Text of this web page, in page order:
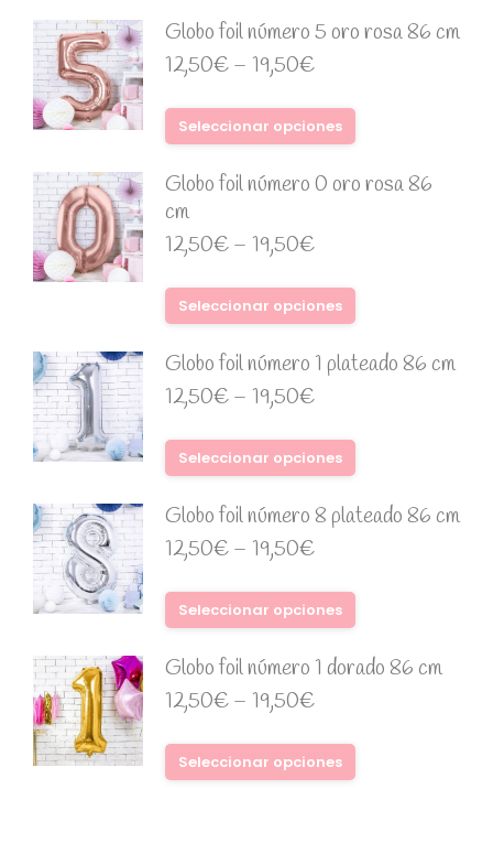
Globo foil número 5 oro rosa 86 cm
12,50€– 19,50€
Seleccionar opciones
Globo foil número 0 oro rosa 86
cm
12,50€– 19,50€
Seleccionar opciones
Globo foil número 1 plateado 86 cm
12,50€– 19,50€
Seleccionar opciones
Globo foil número 8 plateado 86 cm
12,50€– 19,50€
Seleccionar opciones
Globo foil número 1 dorado 86 cm
12,50€– 19,50€
Seleccionar opciones